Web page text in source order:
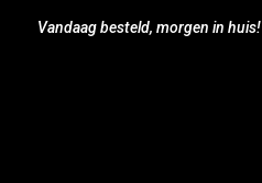
Vandaag besteld, morgen in huis!